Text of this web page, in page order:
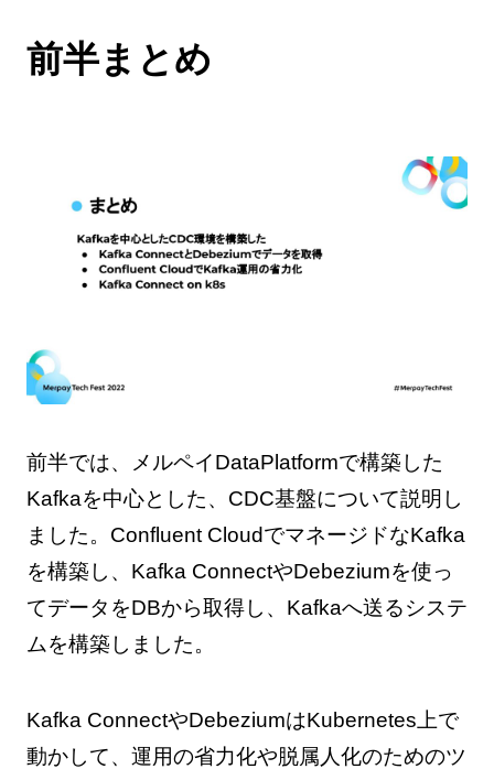
前半まとめ
前半では、メルペイDataPlatformで構築した
Kafkaを中心とした、CDC基盤について説明し
ました。Confluent CloudでマネージドなKafka
を構築し、Kafka ConnectやDebeziumを使っ
てデータをDBから取得し、Kafkaへ送るシステ
ムを構築しました。
Kafka ConnectやDebeziumはKubernetes上で
動かして、運用の省力化や脱属人化のためのツ